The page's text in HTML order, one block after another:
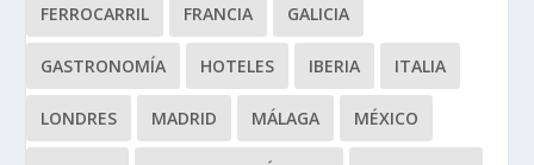
FERROCARRIL FRANCIA GALICIA
GASTRONOMÍA HOTELES IBERIA ITALIA
LONDRES MADRID MÁLAGA MÉXICO